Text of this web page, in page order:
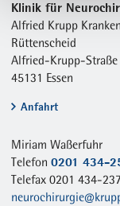
Klinik für
Alfried Krupp
Rüttenscheid
Alfried-Krupp-Straße
45131 Essen
Anfahrt
Miriam Waßerfuhr
Telefon0201 434-
Telefax 0201 434-